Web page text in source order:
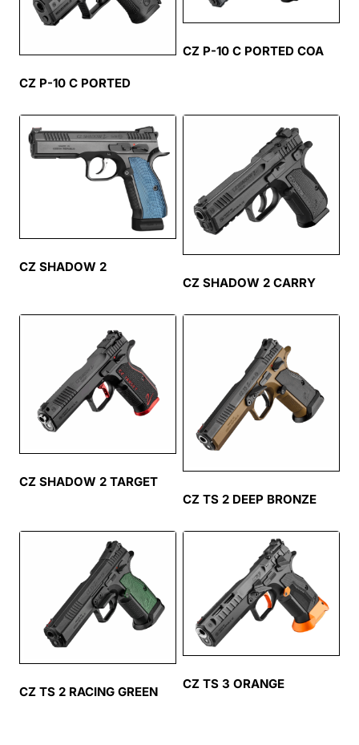
CZ P-10 C PORTED
CZ P-10 C PORTED COA
CZ SHADOW 2
CZ SHADOW 2 CARRY
CZ SHADOW 2 TARGET
CZ TS 2 DEEP BRONZE
CZ TS 2 RACING GREEN
CZ TS 3 ORANGE